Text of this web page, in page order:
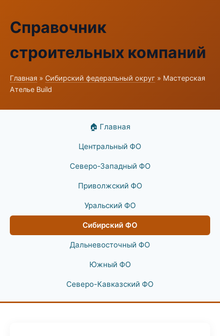
Справочник
строительных компаний
Главная » Сибирский федеральный округ » Мастерская
Ателье Build
🏠 Главная
Центральный ФО
Северо-Западный ФО
Приволжский ФО
Уральский ФО
Сибирский ФО
Дальневосточный ФО
Южный ФО
Северо-Кавказский ФО